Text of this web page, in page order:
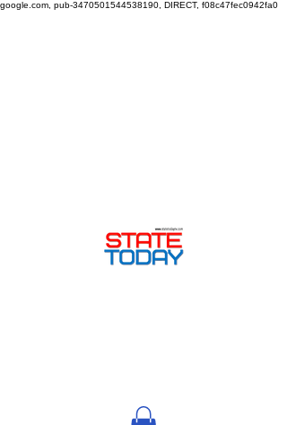
google.com, pub-3470501544538190, DIRECT, f08c47fec0942fa0